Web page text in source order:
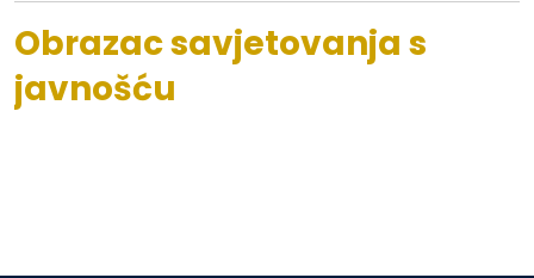
Obrazac savjetovanja s
javnošću